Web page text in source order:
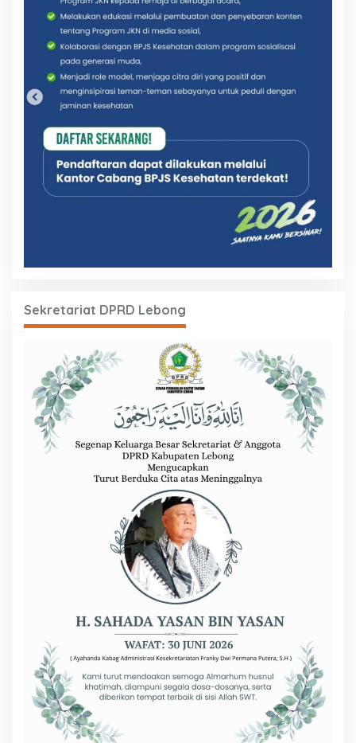
Sekretariat DPRD Lebong